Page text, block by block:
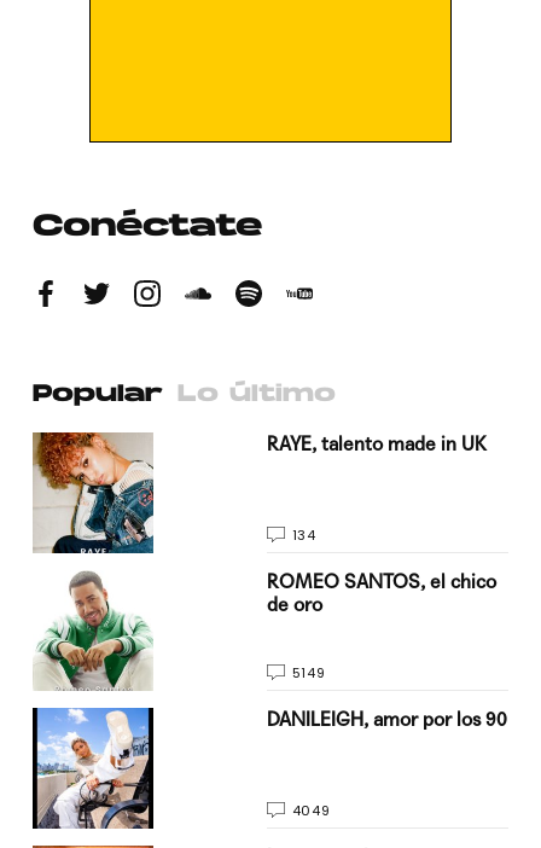
Conéctate
Popular Lo último
RAYE, talento made in UK
134
ROMEO SANTOS, el chico
de oro
5149
DANILEIGH, amor por los 90
4049